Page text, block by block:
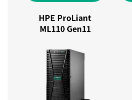
HPE ProLiant
ML110 Gen11